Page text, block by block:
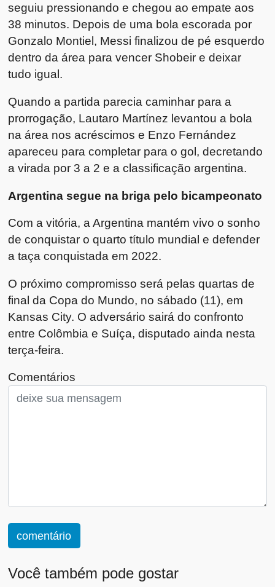
seguiu pressionando e chegou ao empate aos
38 minutos. Depois de uma bola escorada por
Gonzalo Montiel, Messi finalizou de pé esquerdo
dentro da área para vencer Shobeir e deixar
tudo igual.
Quando a partida parecia caminhar para a
prorrogação, Lautaro Martínez levantou a bola
na área nos acréscimos e Enzo Fernández
apareceu para completar para o gol, decretando
a virada por 3 a 2 e a classificação argentina.
Argentina segue na briga pelo bicampeonato
Com a vitória, a Argentina mantém vivo o sonho
de conquistar o quarto título mundial e defender
a taça conquistada em 2022.
O próximo compromisso será pelas quartas de
final da Copa do Mundo, no sábado (11), em
Kansas City. O adversário sairá do confronto
entre Colômbia e Suíça, disputado ainda nesta
terça-feira.
Comentários
comentário
Você também pode gostar